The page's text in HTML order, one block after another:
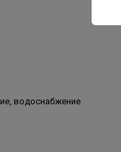
водоснабжение